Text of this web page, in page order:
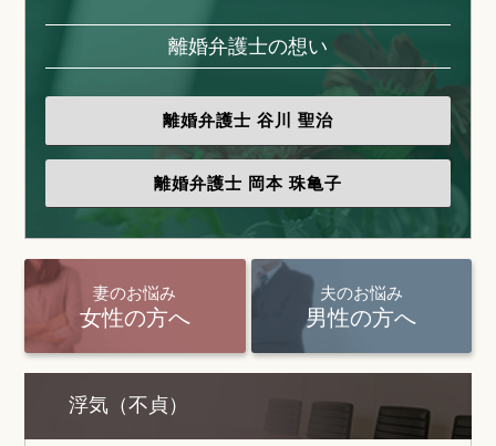
離婚弁護士の想い
離婚弁護士 谷川 聖治
離婚弁護士 岡本 珠亀子
妻のお悩み
女性の方へ
夫のお悩み
男性の方へ
浮気（不貞）